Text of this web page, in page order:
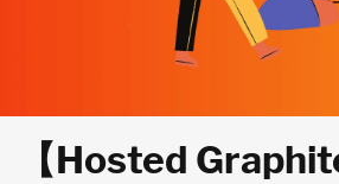
【Hosted